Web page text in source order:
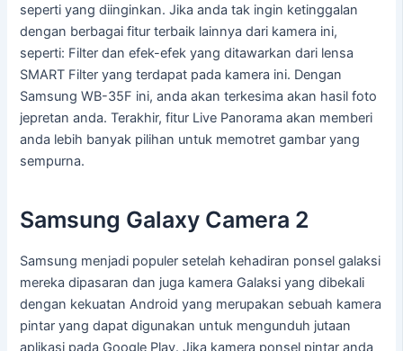
seperti yang diinginkan. Jika anda tak ingin ketinggalan
dengan berbagai fitur terbaik lainnya dari kamera ini,
seperti: Filter dan efek-efek yang ditawarkan dari lensa
SMART Filter yang terdapat pada kamera ini. Dengan
Samsung WB-35F ini, anda akan terkesima akan hasil foto
jepretan anda. Terakhir, fitur Live Panorama akan memberi
anda lebih banyak pilihan untuk memotret gambar yang
sempurna.
Samsung Galaxy Camera 2
Samsung menjadi populer setelah kehadiran ponsel galaksi
mereka dipasaran dan juga kamera Galaksi yang dibekali
dengan kekuatan Android yang merupakan sebuah kamera
pintar yang dapat digunakan untuk mengunduh jutaan
aplikasi pada Google Play. Jika kamera ponsel pintar anda